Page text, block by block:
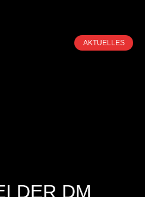
AKTUELLES
DER DM